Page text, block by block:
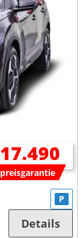
P
Details